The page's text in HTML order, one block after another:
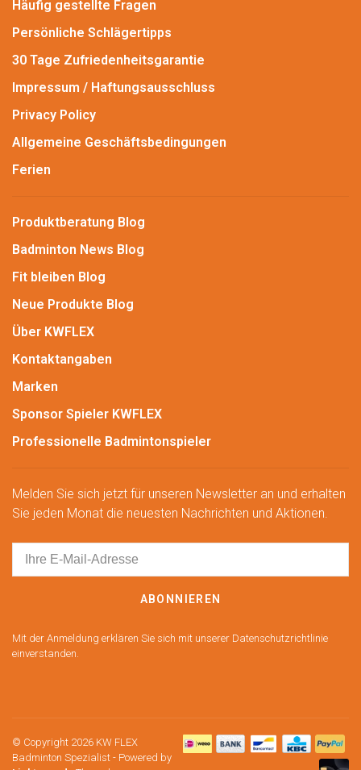
Häufig gestellte Fragen
Persönliche Schlägertipps
30 Tage Zufriedenheitsgarantie
Impressum / Haftungsausschluss
Privacy Policy
Allgemeine Geschäftsbedingungen
Ferien
Produktberatung Blog
Badminton News Blog
Fit bleiben Blog
Neue Produkte Blog
Über KWFLEX
Kontaktangaben
Marken
Sponsor Spieler KWFLEX
Professionelle Badmintonspieler
Melden Sie sich jetzt für unseren Newsletter an und erhalten
Sie jeden Monat die neuesten Nachrichten und Aktionen.
ABONNIEREN
Mit der Anmeldung erklären Sie sich mit unserer Datenschutzrichtlinie
einverstanden.
© Copyright 2026 KW FLEX
Badminton Spezialist - Powered by